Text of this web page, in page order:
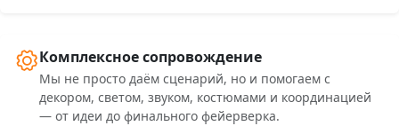
Комплексное сопровождение
Мы не просто даём сценарий, но и помогаем с
декором, светом, звуком, костюмами и координацией
— от идеи до финального фейерверка.